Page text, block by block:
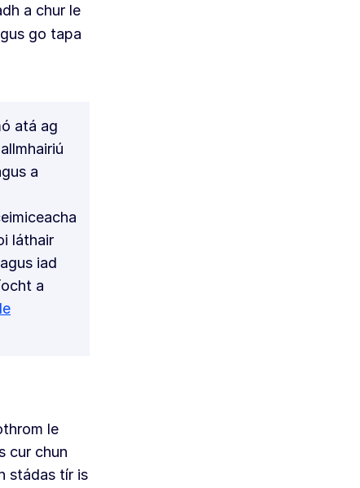
a chur le
go tapa
atá ag
a
láthair
iad
a
le
cur chun
stádas tír is